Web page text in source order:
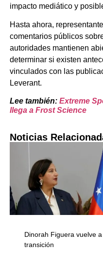
impacto mediático y
Hasta ahora,
comentarios públicos
autoridades mantienen
determinar si existen
vinculados con las
Leverant.
Lee también: Extreme
llega a Frost Science
Noticias
Dinorah Figuera vuelve
transición